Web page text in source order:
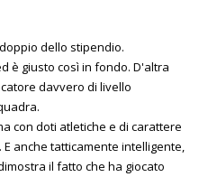
dello stipendio.
è giusto così in fondo. D'altra
davvero di livello
con doti atletiche e di carattere
anche tatticamente intelligente,
il fatto che ha giocato